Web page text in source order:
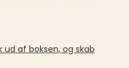
af boksen, og skab